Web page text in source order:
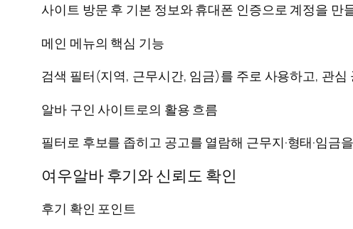
사이트 방문 후 기본 정보와 휴대폰 인증으로 계정을
메인 메뉴의 핵심 기능
검색 필터(지역, 근무시간, 임금)를 주로 사용하고, 관
알바 구인 사이트로의 활용 흐름
필터로 후보를 좁히고 공고를 열람해 근무지·형태·임
여우알바 후기와 신뢰도 확인
후기 확인 포인트